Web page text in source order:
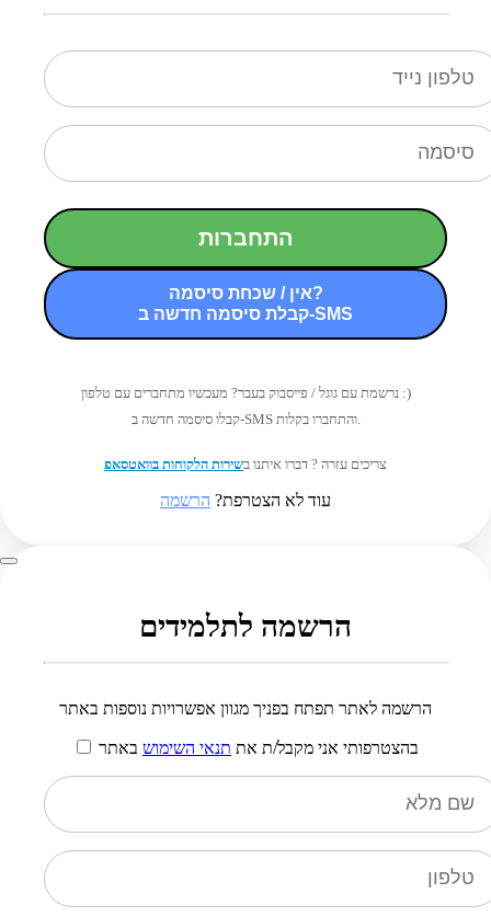
התחברות
אין / שכחת סיסמה?
קבלת סיסמה חדשה ב-SMS
נרשמת עם גוגל / פייסבוק בעבר? מעכשיו מתחברים עם טלפון :)
קבלו סיסמה חדשה ב-SMS והתחברו בקלות.
צריכים עזרה ? דברו איתנו בשירות הלקוחות בוואטסאפ
עוד לא הצטרפת? הרשמה
הרשמה לתלמידים
הרשמה לאתר תפתח בפניך מגוון אפשרויות נוספות באתר
בהצטרפותי אני מקבל/ת את תנאי השימוש באתר